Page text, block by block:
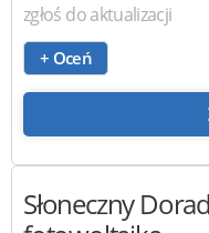
zgłoś do aktualizacji
+ Oceń
Słoneczny